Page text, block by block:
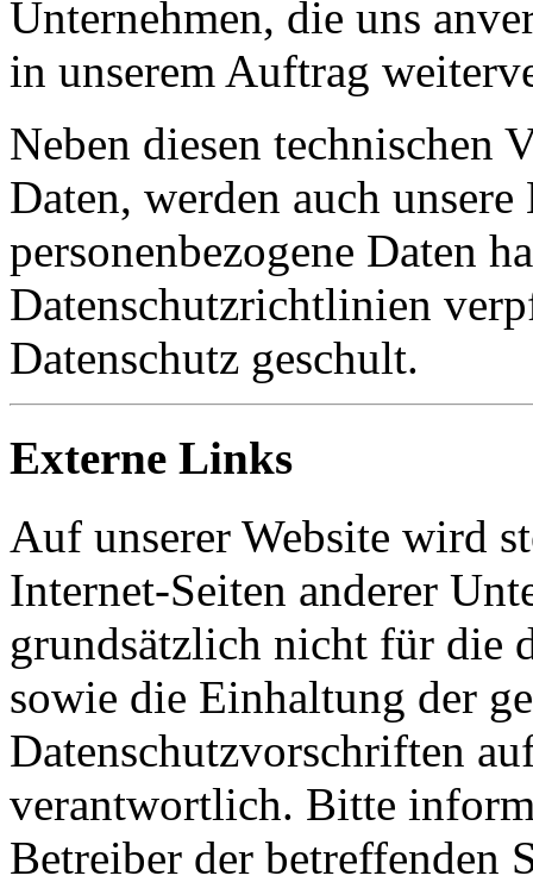
Unternehmen, die uns
in unserem Auftrag
Neben diesen technischen
Daten, werden auch
personenbezogene Daten
Datenschutzrichtlinien
Datenschutz geschult.
Externe Links
Auf unserer Website wird
Internet-Seiten anderer
grundsätzlich nicht für die
sowie die Einhaltung der
Datenschutzvorschriften
verantwortlich. Bitte
Betreiber der betreffenden